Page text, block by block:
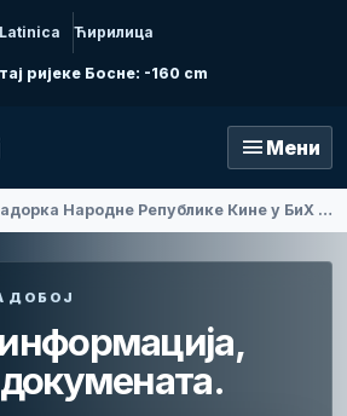
Latinica Ћирилица
ријеке Босне: -160 cm
menu Мени
Амбасадорка Народне Републике Кине у БиХ Ли Фан посјетила Добој
ДОБОЈ